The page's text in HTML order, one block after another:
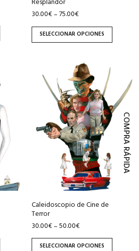
30.00€–75.00€
SELECCIONAR OPCIONES
página
de
producto
Caleidoscopio de Cine de
Terror
30.00€–50.00€
SELECCIONAR OPCIONES
producto
múltiples
variantes.
Las
opciones
la
página
de
producto
COMPRA RÁPIDA